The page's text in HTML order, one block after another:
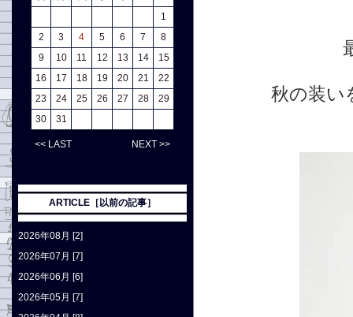
秋の装い
1
2
3 4 5 6 7
8
9
10 11 12 13 14
15
16
17 18 19 20 21
22
23
24 25 26 27 28
29
30
31
<< LAST NEXT >>
ARTICLE［以前の記事］
2026年08月 [2]
2026年07月 [7]
2026年06月 [6]
2026年05月 [7]